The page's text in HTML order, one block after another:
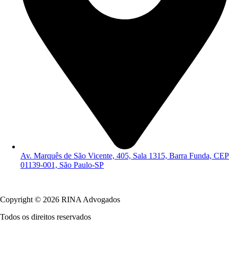
Av. Marquês de São Vicente, 405, Sala 1315, Barra Funda, CEP
01139-001, São Paulo-SP
Copyright © 2026 RINA Advogados
Todos os direitos reservados